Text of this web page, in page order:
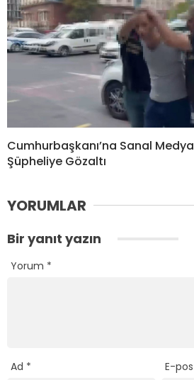
Cumhurbaşkanı’na Sanal
Şüpheliye Gözaltı
YORUMLAR
Bir yanıt yazın
Yorum *
Ad * E-